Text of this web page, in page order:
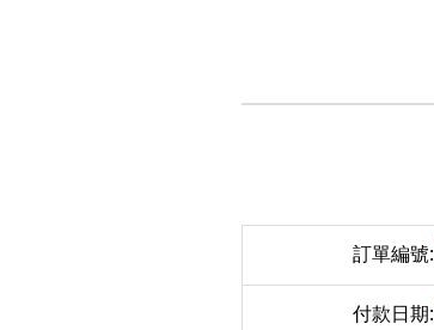
訂單編號:
付款日期: